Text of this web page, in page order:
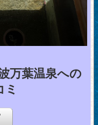
万葉温泉への
ミ